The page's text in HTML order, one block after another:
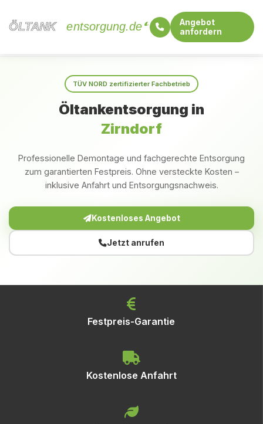
ÖLTANK
ÖLTANK entsorgung.de
Angebot
anfordern
TÜV NORD zertifizierter Fachbetrieb
Öltankentsorgung in
Zirndorf
Professionelle Demontage und fachgerechte Entsorgung
zum garantierten Festpreis. Ohne versteckte Kosten –
inklusive Anfahrt und Entsorgungsnachweis.
Kostenloses Angebot
Jetzt anrufen
Festpreis-Garantie
Kostenlose Anfahrt